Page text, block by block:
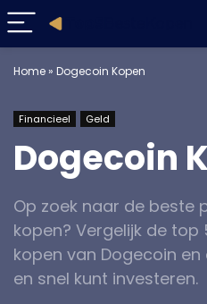
Home» Dogecoin Kopen
Financieel Geld
Dogecoin
Op zoek naar de beste
kopen? Vergelijk de
kopen van Dogecoin
en snel kunt investeren.